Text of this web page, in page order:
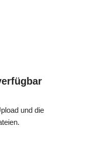
und die